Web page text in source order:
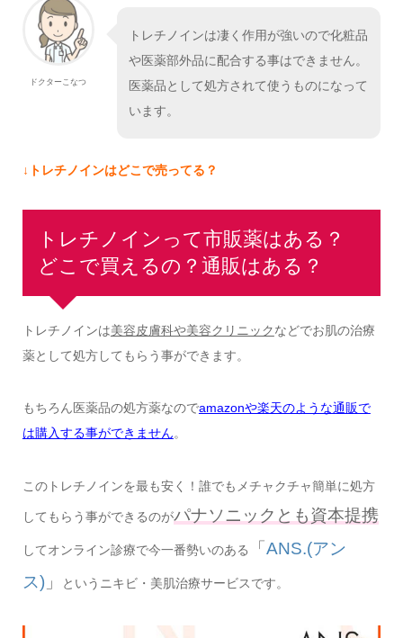
ドクターこなつ
トレチノインは凄く作用が強いので化粧品
や医薬部外品に配合する事はできません。
医薬品として処方されて使うものになって
います。
↓トレチノインはどこで売ってる？
トレチノインって市販薬はある？
どこで買えるの？通販はある？
トレチノインは美容皮膚科や美容クリニックなどでお肌の治療
薬として処方してもらう事ができます。
もちろん医薬品の処方薬なのでamazonや楽天のような通販で
は購入する事ができません。
このトレチノインを最も安く！誰でもメチャクチャ簡単に処方
してもらう事ができるのがパナソニックとも資本提携
してオンライン診療で今一番勢いのある 「ANS.(アン
ス) 」 というニキビ・美肌治療サービスです。